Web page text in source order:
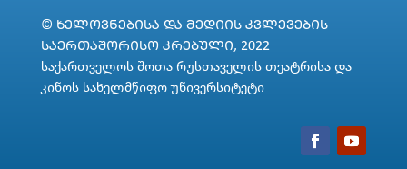
© ᲮᲔᲚᲝᲕᲜᲔᲑᲘᲡᲐ ᲓᲐ ᲛᲔᲓᲘᲘᲡ ᲙᲕᲚᲔᲕᲔᲑᲘᲡ
ᲡᲐᲔᲠᲗᲐᲨᲝᲠᲘᲡᲝ ᲙᲠᲔᲑᲣᲚᲘ, 2022
საქართველოს შოთა რუსთაველის თეატრისა და
კინოს სახელმწიფო უნივერსიტეტი